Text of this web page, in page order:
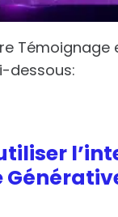
Témoignage
dessous: